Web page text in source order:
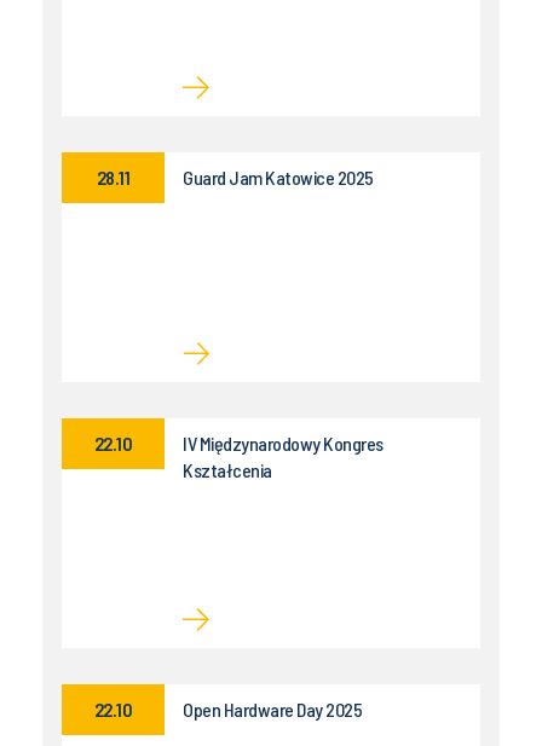
Guard Jam Katowice 2025
28.11
IV Międzynarodowy Kongres
Kształcenia
22.10
Open Hardware Day 2025
22.10